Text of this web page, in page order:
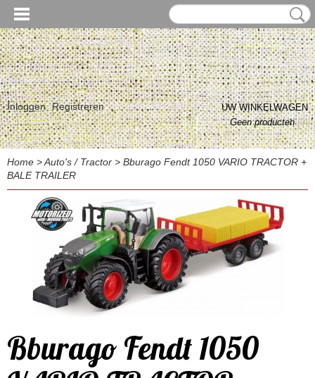
Inloggen Registreren
UW WINKELWAGEN
Geen producten(0)
Home >Auto's / Tractor > Bburago Fendt 1050 VARIO TRACTOR +
BALE TRAILER
Bburago Fendt 1050